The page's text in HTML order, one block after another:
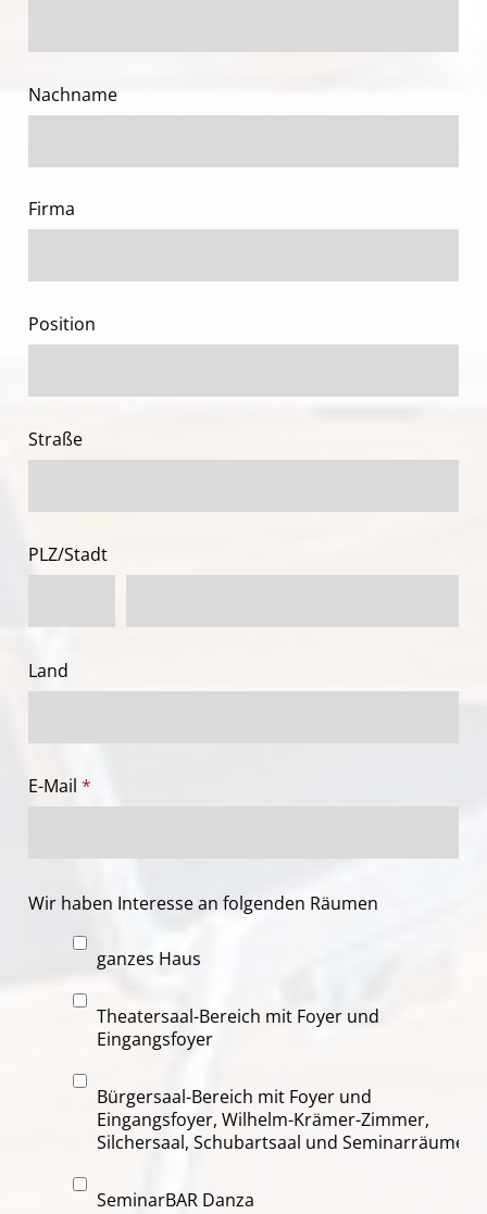
Nachname
Firma
Position
Straße
PLZ/Stadt
Land
E-Mail *
Wir haben Interesse an folgenden Räumen
ganzes Haus
Theatersaal-Bereich mit Foyer und
Eingangsfoyer
Bürgersaal-Bereich mit Foyer und
Eingangsfoyer, Wilhelm-Krämer-Zimmer,
Silchersaal, Schubartsaal und Seminarräumen
SeminarBAR Danza